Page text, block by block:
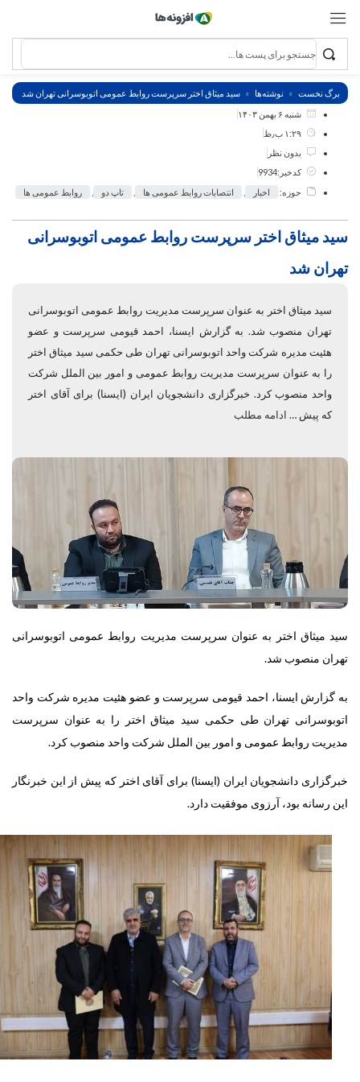
برگ نخست نوشته‌ها
سید میثاق اختر سرپرست روابط عمومی اتوبوسرانی تهران شد
شنبه ۶ بهمن ۱۴۰۳
۱:۲۹ ب٫ظ
بدون نظر
کدخبر:9934
حوزه:
اخبار انتصابات روابط عمومی ها تاپ دو روابط عمومی ها
سید میثاق اختر سرپرست روابط عمومی اتوبوسرانی
تهران شد
سید میثاق اختر به عنوان سرپرست مدیریت روابط عمومی اتوبوسرانی
تهران منصوب شد. به گزارش ایسنا، احمد قیومی سرپرست و عضو
هئیت مدیره شرکت واحد اتوبوسرانی تهران طی حکمی سید میثاق اختر
را به عنوان سرپرست مدیریت روابط عمومی و امور بین الملل شرکت
واحد منصوب کرد. خبرگزاری دانشجویان ایران (ایسنا) برای آقای اختر
که پیش … ادامه مطلب
سید میثاق اختر به عنوان سرپرست مدیریت روابط عمومی اتوبوسرانی
تهران منصوب شد.
به گزارش ایسنا، احمد قیومی سرپرست و عضو هئیت مدیره شرکت واحد
اتوبوسرانی تهران طی حکمی سید میثاق اختر را به عنوان سرپرست
مدیریت روابط عمومی و امور بین الملل شرکت واحد منصوب کرد.
خبرگزاری دانشجویان ایران (ایسنا) برای آقای اختر که پیش از این خبرنگار
این رسانه بود، آرزوی موفقیت دارد.